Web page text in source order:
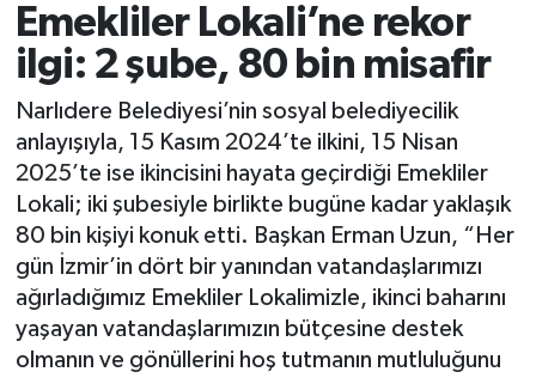
Emekliler Lokali’ne rekor
ilgi: 2 şube, 80 bin misafir
Narlıdere Belediyesi’nin sosyal belediyecilik
anlayışıyla, 15 Kasım 2024’te ilkini, 15 Nisan
2025’te ise ikincisini hayata geçirdiği Emekliler
Lokali; iki şubesiyle birlikte bugüne kadar yaklaşık
80 bin kişiyi konuk etti. Başkan Erman Uzun, “Her
gün İzmir’in dört bir yanından vatandaşlarımızı
ağırladığımız Emekliler Lokalimizle, ikinci baharını
yaşayan vatandaşlarımızın bütçesine destek
olmanın ve gönüllerini hoş tutmanın mutluluğunu
Spor
Ekonomi
Sağlık
Magazin
Resmi Reklam
Tüm Manşetler
Son Dakika Haberleri
Haber Arşivi